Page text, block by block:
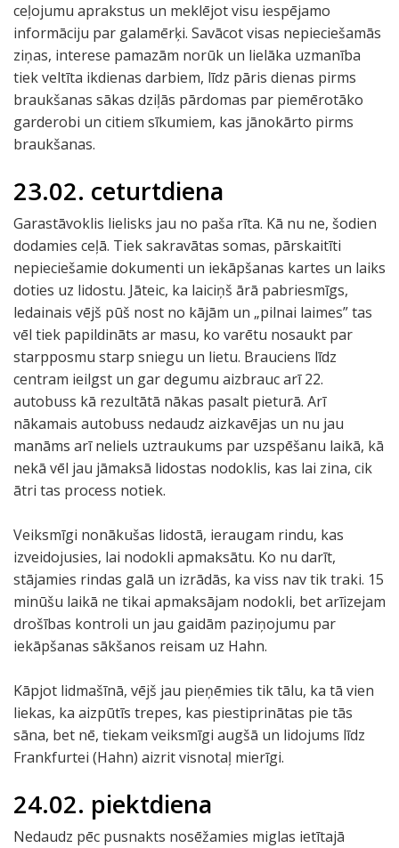
ceļojumu aprakstus un meklējot visu iespējamo
informāciju par galamērķi. Savācot visas nepieciešamās
ziņas, interese pamazām norūk un lielāka uzmanība
tiek veltīta ikdienas darbiem, līdz pāris dienas pirms
braukšanas sākas dziļās pārdomas par piemērotāko
garderobi un citiem sīkumiem, kas jānokārto pirms
braukšanas.
23.02. ceturtdiena
Garastāvoklis lielisks jau no paša rīta. Kā nu ne, šodien
dodamies ceļā. Tiek sakravātas somas, pārskaitīti
nepieciešamie dokumenti un iekāpšanas kartes un laiks
doties uz lidostu. Jāteic, ka laiciņš ārā pabriesmīgs,
ledainais vējš pūš nost no kājām un „pilnai laimes” tas
vēl tiek papildināts ar masu, ko varētu nosaukt par
starpposmu starp sniegu un lietu. Brauciens līdz
centram ieilgst un gar degumu aizbrauc arī 22.
autobuss kā rezultātā nākas pasalt pieturā. Arī
nākamais autobuss nedaudz aizkavējas un nu jau
manāms arī neliels uztraukums par uzspēšanu laikā, kā
nekā vēl jau jāmaksā lidostas nodoklis, kas lai zina, cik
ātri tas process notiek.
Veiksmīgi nonākušas lidostā, ieraugam rindu, kas
izveidojusies, lai nodokli apmaksātu. Ko nu darīt,
stājamies rindas galā un izrādās, ka viss nav tik traki. 15
minūšu laikā ne tikai apmaksājam nodokli, bet arīizejam
drošības kontroli un jau gaidām paziņojumu par
iekāpšanas sākšanos reisam uz Hahn.
Kāpjot lidmašīnā, vējš jau pieņēmies tik tālu, ka tā vien
liekas, ka aizpūtīs trepes, kas piestiprinātas pie tās
sāna, bet nē, tiekam veiksmīgi augšā un lidojums līdz
Frankfurtei (Hahn) aizrit visnotaļ mierīgi.
24.02. piektdiena
Nedaudz pēc pusnakts nosēžamies miglas ietītajā